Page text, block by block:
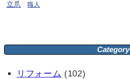
立爪 職人
Category
リフォーム (102)